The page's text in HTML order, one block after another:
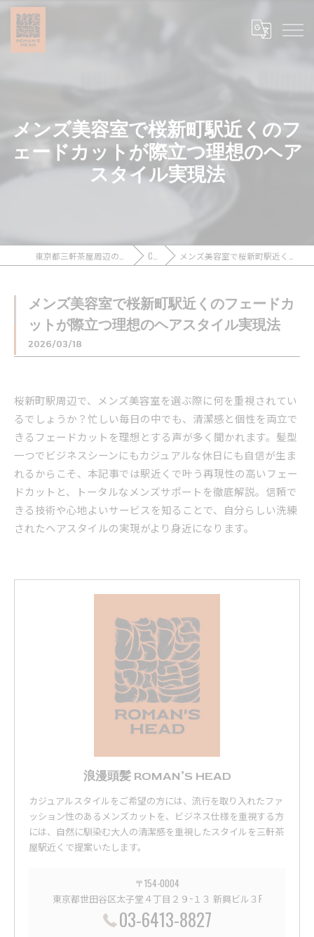
メンズ美容室で桜新町駅近くのフ
ェードカットが際立つ理想のヘア
スタイル実現法
COLUMN メンズ美容室で桜新町駅近くのフェードカットが際立つ理想のヘアスタイル実現法
メンズ美容室で桜新町駅近くのフェードカ
ットが際立つ理想のヘアスタイル実現法
2026/03/18
桜新町駅周辺で、メンズ美容室を選ぶ際に何を重視されてい
るでしょうか？忙しい毎日の中でも、清潔感と個性を両立で
きるフェードカットを理想とする声が多く聞かれます。髪型
一つでビジネスシーンにもカジュアルな休日にも自信が生ま
れるからこそ、本記事では駅近くで叶う再現性の高いフェー
ドカットと、トータルなメンズサポートを徹底解説。信頼で
きる技術や心地よいサービスを知ることで、自分らしい洗練
されたヘアスタイルの実現がより身近になります。
浪漫頭髪 ROMAN’S HEAD
カジュアルスタイルをご希望の方には、流行を取り入れたファ
ッション性のあるメンズカットを、ビジネス仕様を重視する方
には、自然に馴染む大人の清潔感を重視したスタイルを三軒茶
屋駅近くで提案いたします。
〒154-0004
東京都世田谷区太子堂４丁目２９−１３ 新興ビル３F
03-6413-8827